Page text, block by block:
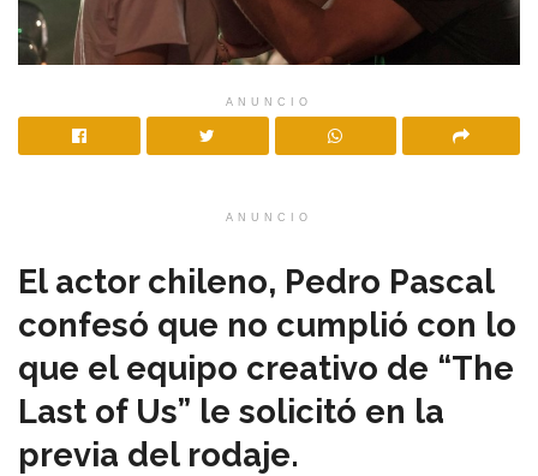
ANUNCIO
ANUNCIO
El actor chileno, Pedro Pascal
confesó que no cumplió con lo
que el equipo creativo de “The
Last of Us” le solicitó en la
previa del rodaje.